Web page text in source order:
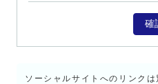
確
ソーシャルサイトへのリンク